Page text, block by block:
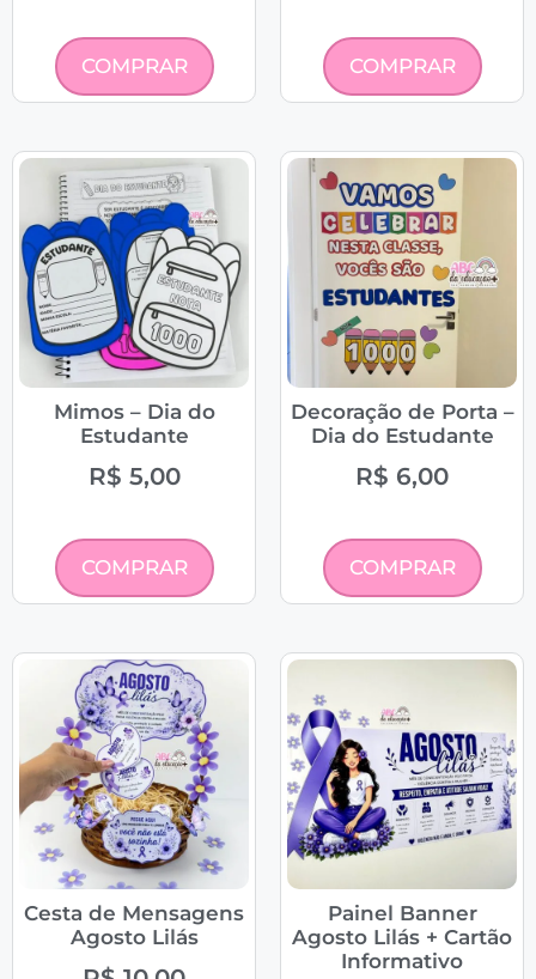
COMPRAR COMPRAR
Mimos – Dia do
Estudante
R$ 5,00
COMPRAR
Decoração de Porta –
Dia do Estudante
R$ 6,00
COMPRAR
Cesta de Mensagens
Agosto Lilás
Painel Banner
Agosto Lilás + Cartão
Informativo